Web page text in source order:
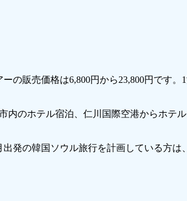
の販売価格は6,800円から23,800円です
のホテル宿泊、仁川国際空港からホテ
発の韓国ソウル旅行を計画している方